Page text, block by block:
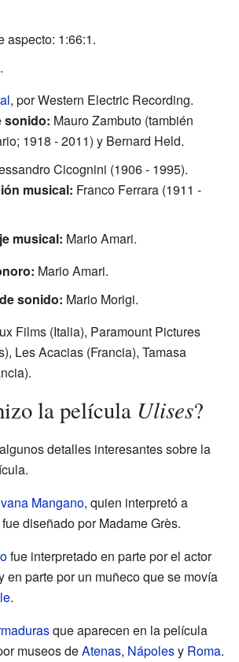
aspecto: 1:66:1.
.
, por Western Electric Recording.
sonido: Mauro Zambuto (también
1918 - 2011) y Bernard Held.
Cicognini (1906 - 1995).
musical: Franco Ferrara (1911 -
musical: Mario Amari.
Mario Amari.
sonido: Mario Morigi.
Films (Italia), Paramount Pictures
Les Acacias (Francia), Tamasa
la película Ulises?
detalles interesantes sobre la
Mangano, quien interpretó a
fue diseñado por Madame Grès.
fue interpretado en parte por el actor
en parte por un muñeco que se movía
.
que aparecen en la película
museos deAtenas, Nápolesy Roma.